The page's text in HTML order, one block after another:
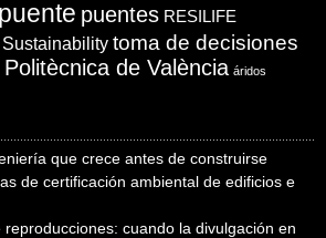
puente puentes RESILIFE
Sustainability toma de decisiones
de València áridos
que crece antes de construirse
de certificación ambiental de edificios e
cuando la divulgación en